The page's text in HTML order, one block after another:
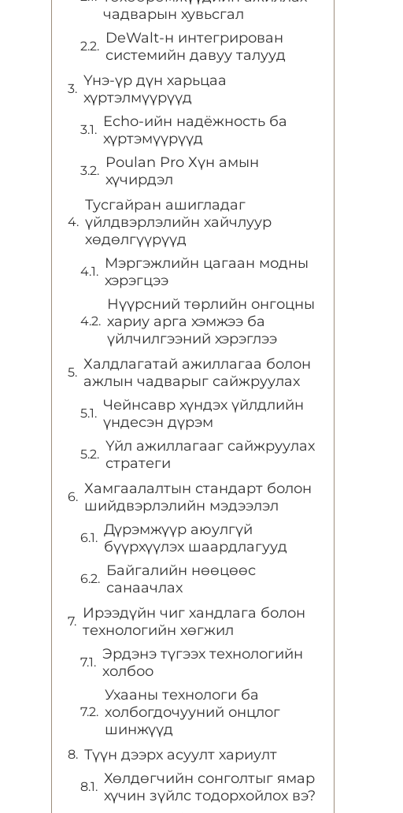
чадварын хувьсгал
DeWalt-н интегрирован
системийн давуу талууд
Үнэ-үр дүн харьцаа
хүртэлмүүрүүд
Echo-ийн надёжность ба
хүртэмүүрүүд
Poulan Pro Хүн амын
хүчирдэл
Тусгайран ашигладаг
үйлдвэрлэлийн хайчлуур
хөдөлгүүрүүд
Мэргэжлийн цагаан модны
хэрэгцээ
Нүүрсний төрлийн онгоцны
хариу арга хэмжээ ба
үйлчилгээний хэрэглээ
Халдлагатай ажиллагаа болон
ажлын чадварыг сайжруулах
Чейнсавр хүндэх үйлдлийн
үндесэн дүрэм
Үйл ажиллагааг сайжруулах
стратеги
Хамгаалалтын стандарт болон
шийдвэрлэлийн мэдээлэл
Дүрэмжүүр аюулгүй
бүүрхүүлэх шаардлагууд
Байгалийн нөөцөөс
санаачлах
Ирээдүйн чиг хандлага болон
технологийн хөгжил
Эрдэнэ түгээх технологийн
холбоо
Ухааны технологи ба
холбогдочууний онцлог
шинжүүд
Түүн дээрх асуулт хариулт
Хөлдөгчийн сонголтыг ямар
хүчин зүйлс тодорхойлох вэ?